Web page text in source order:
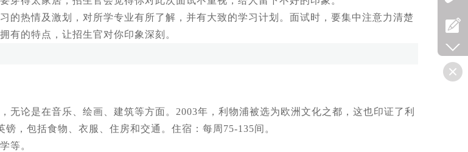
热情及激划，对所学专业有所了解，并有大致的学习计划。面试时，要集中注意力清楚
有的特点，让招生官对你印象深刻。
论是在音乐、绘画、建筑等方面。2003年，利物浦被选为欧洲文化之都，这也印证了利
，包括食物、衣服、住房和交通。住宿：每周75-135间。
等。